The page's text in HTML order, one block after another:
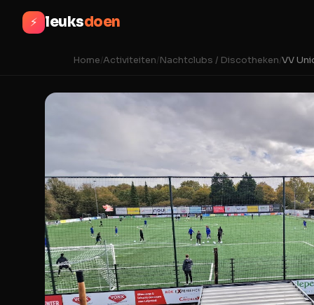
⚡ leuksdoen
Home/Activiteiten/Nachtclubs / Discotheken/VV